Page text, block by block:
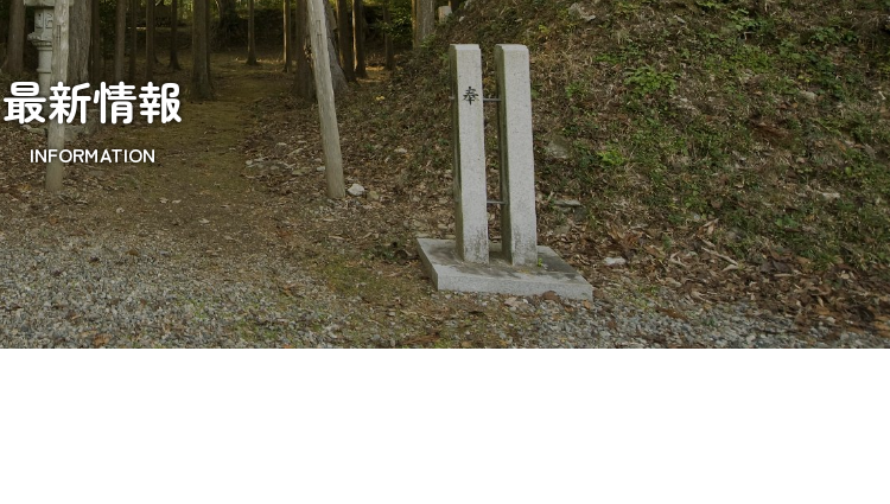
最新情報
INFORMATION